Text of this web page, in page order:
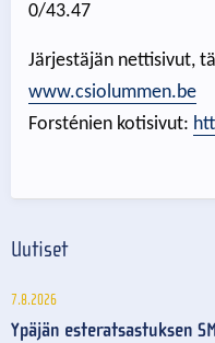
0/43.47
Järjestäjän nettisivut,
www.csiolummen.be
Forsténien kotisivut:
Uutiset
7.8.2026
Ypäjän esteratsastuksen